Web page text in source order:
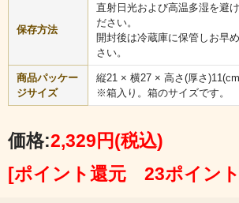
女子会するならコレ！
「ご当地おつまみ３種セ
飛騨信州のご当地グルメをご自宅で堪能でき
す！
特に女性に人気な商品をセットにいたしまし
保存方法
直射日光および高温多湿を避
ださい。
開封後は冷蔵庫に保管しお早
さい。
商品パッケー
ジサイズ
縦21 × 横27 × 高さ(厚さ
※箱入り。箱のサイズです。
価格:2,329円(税込)
[ポイント還元 23ポイン